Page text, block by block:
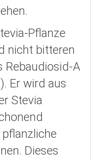
Pflanze
nicht bitteren
Rebaudiosid-A
Er wird aus
Stevia
Dieses